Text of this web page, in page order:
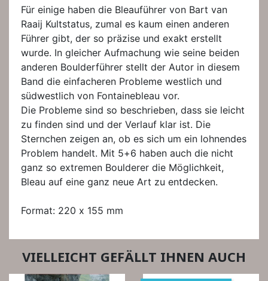
Für einige haben die Bleauführer von Bart van
Raaij Kultstatus, zumal es kaum einen anderen
Führer gibt, der so präzise und exakt erstellt
wurde. In gleicher Aufmachung wie seine beiden
anderen Boulderführer stellt der Autor in diesem
Band die einfacheren Probleme westlich und
südwestlich von Fontainebleau vor.
Die Probleme sind so beschrieben, dass sie leicht
zu finden sind und der Verlauf klar ist. Die
Sternchen zeigen an, ob es sich um ein lohnendes
Problem handelt. Mit 5+6 haben auch die nicht
ganz so extremen Boulderer die Möglichkeit,
Bleau auf eine ganz neue Art zu entdecken.
Format: 220 x 155 mm
VIELLEICHT GEFÄLLT IHNEN AUCH